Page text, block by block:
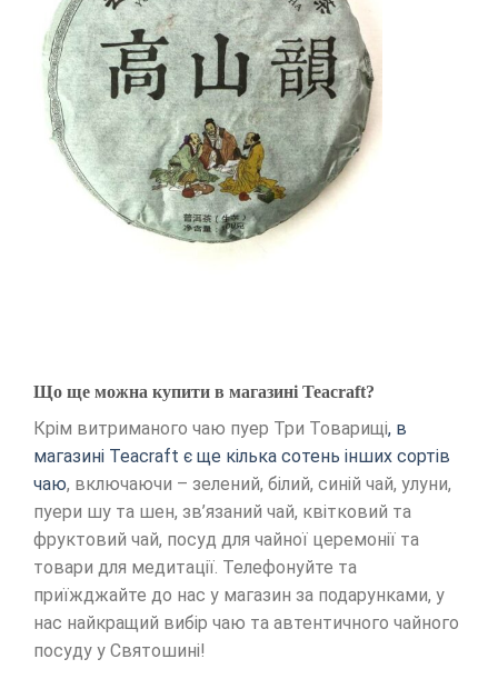
Що ще можна купити в магазині Teacraft?
Крім витриманого чаю пуер Три Товарищі, в
магазині Teacraft є ще кілька сотень інших сортів
чаю, включаючи – зелений, білий, синій чай, улуни,
пуери шу та шен, зв’язаний чай, квітковий та
фруктовий чай, посуд для чайної церемонії та
товари для медитації. Телефонуйте та
приїжджайте до нас у магазин за подарунками, у
нас найкращий вибір чаю та автентичного чайного
посуду у Святошині!